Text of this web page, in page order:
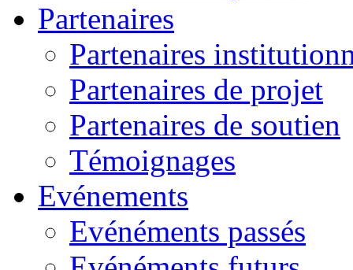
Partenaires
Partenaires
Partenaires de projet
Partenaires de soutien
Témoignages
Evénements
Evénéments passés